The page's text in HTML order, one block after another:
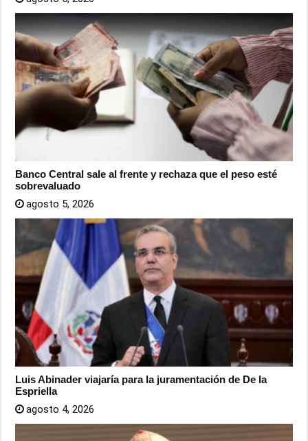
Banco Central sale al frente y rechaza que el peso esté
sobrevaluado
agosto 5, 2026
Luis Abinader viajaría para la juramentación de De la
Espriella
agosto 4, 2026